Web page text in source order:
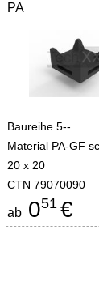
PA
Baureihe 5--
Material PA-GF
20 x 20
CTN 79070090
ab 051 €